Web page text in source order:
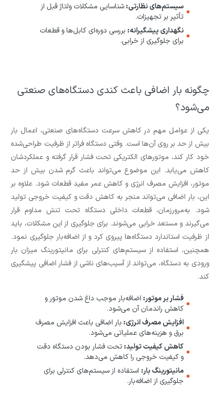
سیستم‌های نظارتی:شناسایی مشکلات ولتاژ قبل از
تأثیر بر تجهیزات.
نگهداری پیشگیرانه: بررسی دوره‌ای کابل‌ها و قطعات
برای جلوگیری از خرابی.
چگونه بار اضافی باعث کندی دستگاه‌های صنعتی
می‌شود؟
یکی از عوامل مهم در کاهش سرعت دستگاه‌های صنعتی، اعمال بار
بیش از حد بر روی آن‌ها است. وقتی دستگاه فراتر از ظرفیت طراحی‌شده
خود کار کند، موتورهای الکتریکی تحت فشار قرار گرفته و عملکردشان
کاهش می‌یابد. این موضوع می‌تواند باعث گرم شدن بیش از حد
موتور، افزایش مصرف انرژی و کاهش عمر مفید قطعات شود. علاوه بر
این، بار اضافی می‌تواند منجر به کاهش دقت و کیفیت خروجی تولید
شود. به‌مرورزمان، قطعات داخلی دستگاه تحت تنش مداوم قرار
می‌گیرند و مستعد خرابی می‌شوند. برای جلوگیری از این مشکلات، باید
از ظرفیت استاندارد دستگاه‌ها پیروی کرد و از اضافه‌بار جلوگیری نمود.
همچنین، استفاده از سیستم‌های کنترلی برای مانیتورینگ میزان بار
ورودی به دستگاه، می‌تواند از آسیب‌های ناشی از فشار اضافی پیشگیری
کند.
فشار بر موتور: اضافه‌بار موجب داغ شدن موتور و
کاهش راندمان آن می‌شود.
افزایش مصرف انرژی: بار اضافی باعث افزایش مصرف
برق و هزینه‌های عملیاتی می‌شود.
کاهش کیفیت تولید:تحت فشار بودن دستگاه دقت
و کیفیت خروجی را کاهش می‌دهد.
مانیتورینگ بار: استفاده از سیستم‌های کنترلی برای
جلوگیری از اضافه‌بار.